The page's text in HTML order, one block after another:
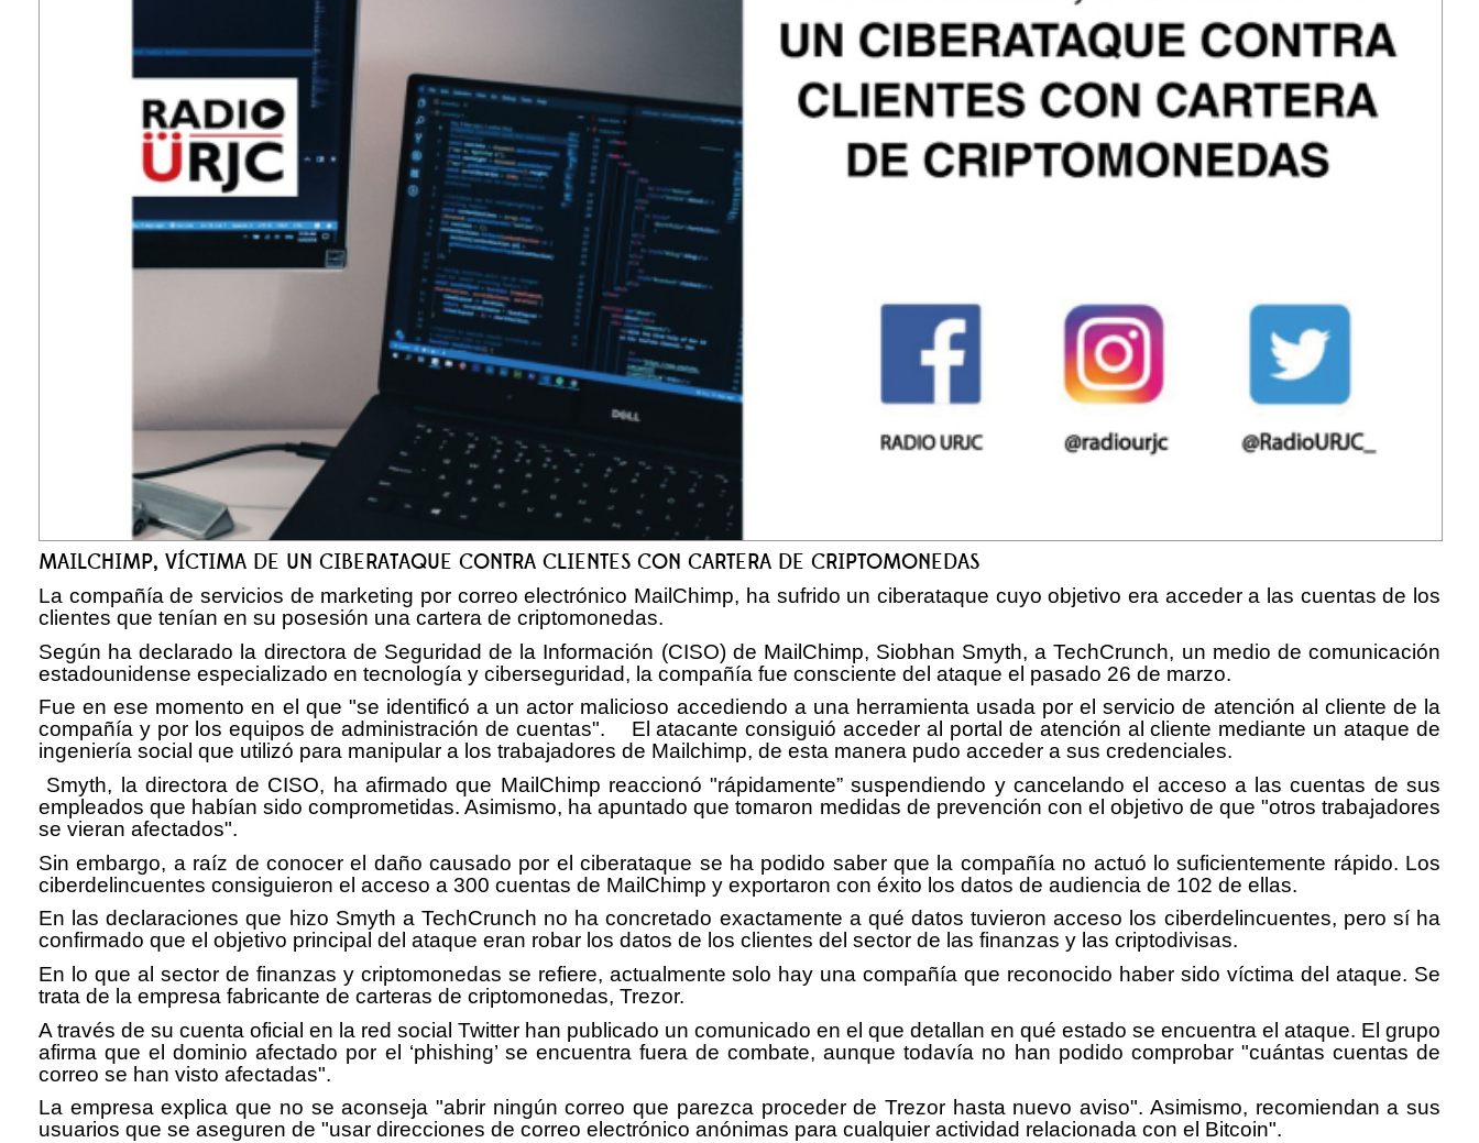
MAILCHIMP, VÍCTIMA DE UN CIBERATAQUE CONTRA CLIENTES CON CARTERA DE CRIPTOMONEDAS
La compañía de servicios de marketing por correo electrónico MailChimp, ha sufrido un ciberataque cuyo objetivo era acceder a las cuentas de los
clientes que tenían en su posesión una cartera de criptomonedas.
Según ha declarado la directora de Seguridad de la Información (CISO) de MailChimp, Siobhan Smyth, a TechCrunch, un medio de comunicación
estadounidense especializado en tecnología y ciberseguridad, la compañía fue consciente del ataque el pasado 26 de marzo.
Fue en ese momento en el que "se identificó a un actor malicioso accediendo a una herramienta usada por el servicio de atención al cliente de la
compañía y por los equipos de administración de cuentas". El atacante consiguió acceder al portal de atención al cliente mediante un ataque de
ingeniería social que utilizó para manipular a los trabajadores de Mailchimp, de esta manera pudo acceder a sus credenciales.
Smyth, la directora de CISO, ha afirmado que MailChimp reaccionó "rápidamente” suspendiendo y cancelando el acceso a las cuentas de sus
empleados que habían sido comprometidas. Asimismo, ha apuntado que tomaron medidas de prevención con el objetivo de que "otros trabajadores
se vieran afectados".
Sin embargo, a raíz de conocer el daño causado por el ciberataque se ha podido saber que la compañía no actuó lo suficientemente rápido. Los
ciberdelincuentes consiguieron el acceso a 300 cuentas de MailChimp y exportaron con éxito los datos de audiencia de 102 de ellas.
En las declaraciones que hizo Smyth a TechCrunch no ha concretado exactamente a qué datos tuvieron acceso los ciberdelincuentes, pero sí ha
confirmado que el objetivo principal del ataque eran robar los datos de los clientes del sector de las finanzas y las criptodivisas.
En lo que al sector de finanzas y criptomonedas se refiere, actualmente solo hay una compañía que reconocido haber sido víctima del ataque. Se
trata de la empresa fabricante de carteras de criptomonedas, Trezor.
A través de su cuenta oficial en la red social Twitter han publicado un comunicado en el que detallan en qué estado se encuentra el ataque. El grupo
afirma que el dominio afectado por el ‘phishing’ se encuentra fuera de combate, aunque todavía no han podido comprobar "cuántas cuentas de
correo se han visto afectadas".
La empresa explica que no se aconseja "abrir ningún correo que parezca proceder de Trezor hasta nuevo aviso". Asimismo, recomiendan a sus
usuarios que se aseguren de "usar direcciones de correo electrónico anónimas para cualquier actividad relacionada con el Bitcoin".